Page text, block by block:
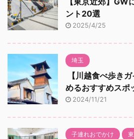
ント20選
2025/4/25
埼玉
【川越食べ歩き
めるおすすめスポ
2024/11/21
子連れおでかけ